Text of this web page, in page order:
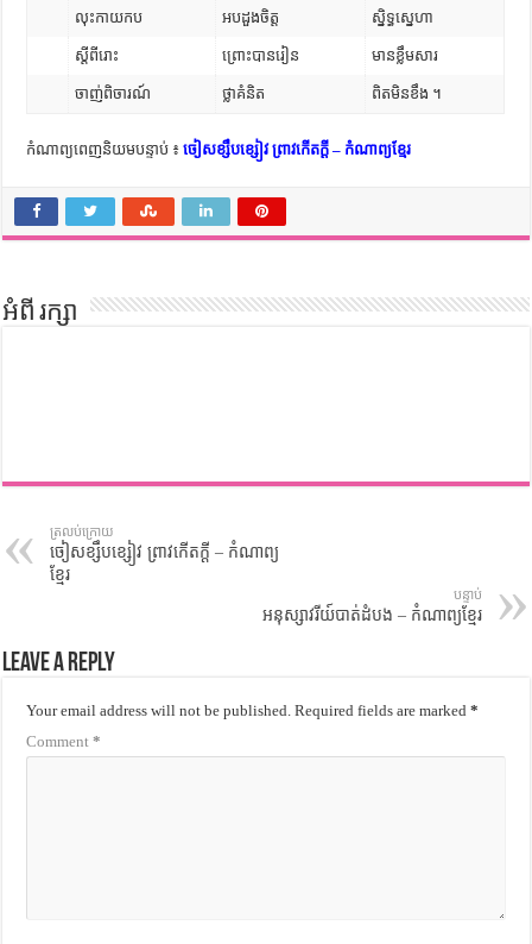
លុះកាយកប អបដួងចិត្ត ស្និទ្ធស្នេហា
ស្តីពីរោះ ព្រោះបានរៀន មានខ្លឹមសារ
ចាញ់ពិចារណ៍ ថ្លាគំនិត ពិតមិនខឹង ។
កំណាព្យពេញនិយមបន្ទាប់ ៖ចៀសខ្សឹបខ្សៀវ ព្រាវកើតក្តី – កំណាព្យខ្មែរ
អំពី រក្សា
ត្រលប់ក្រោយ
ចៀសខ្សឹបខ្សៀវ ព្រាវកើតក្តី – កំណាព្យ
ខ្មែរ
បន្ទាប់
អនុស្សាវរីយ៍បាត់ដំបង – កំណាព្យខ្មែរ
Leave a Reply
Your email address will not be published. Required fields are marked*
Comment*